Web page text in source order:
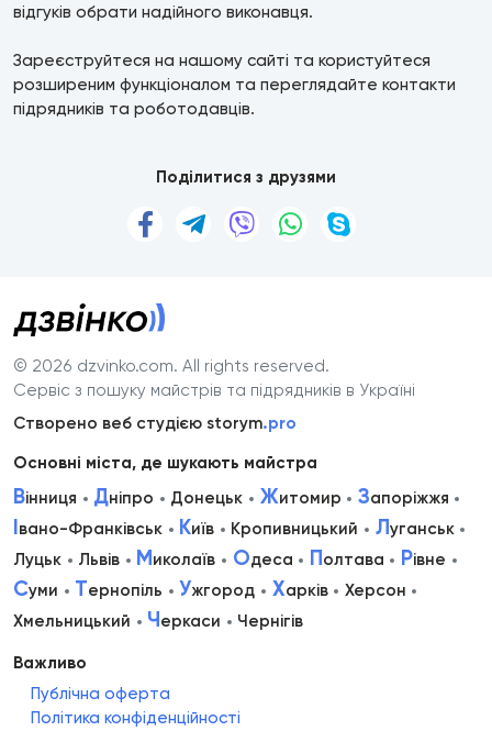
відгуків обрати надійного виконавця.
Зареєструйтеся на нашому сайті та користуйтеся
розширеним функціоналом та переглядайте контакти
підрядників та роботодавців.
Поділитися з друзями
© 2026 dzvinko.com. All rights reserved.
Сервіс з пошуку майстрів та підрядників в Україні
Створено веб студією storym.pro
Основні міста, де шукають майстра
Вінниця Дніпро Донецьк Житомир Запоріжжя
Івано-Франківськ Київ Кропивницький Луганськ
Луцьк
Львів Миколаїв Одеса Полтава Рівне
Суми Тернопіль Ужгород Харків
Херсон
Хмельницький
Черкаси Чернігів
Важливо
Публічна оферта
Політика конфіденційності